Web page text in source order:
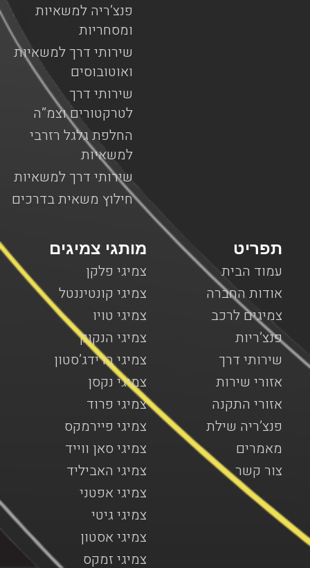
פנצ’ריה למשאיות
ומסחריות
שירותי דרך למשאיות
ואוטובוסים
שירותי דרך
לטרקטורים וצמ”ה
החלפת גלגל רזרבי
למשאיות
שירותי דרך למשאיות
חילוץ משאית בדרכים
מותגי צמיגים
צמיגי פלקן
צמיגי קונטיננטל
צמיגי טויו
צמיגי הנקוק
צמיגי ברידג’סטון
צמיגי נקסן
צמיגי פרוד
צמיגי פיירמקס
צמיגי סאן ווייד
צמיגי האביליד
צמיגי אפטני
צמיגי גיטי
צמיגי אסטון
צמיגי זמקס
תפריט
עמוד הבית
אודות החברה
צמיגים לרכב
פנצ’ריות
שירותי דרך
אזורי שירות
אזורי התקנה
פנצ’ריה שילת
מאמרים
צור קשר